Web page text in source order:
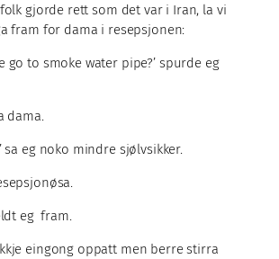
gjorde rett som det var i Iran, la vi
fram for dama i resepsjonen:
go to smoke water pipe?’ spurde eg
dama.
sa eg noko mindre sjølvsikker.
eg fram.
eingong oppatt men berre stirra